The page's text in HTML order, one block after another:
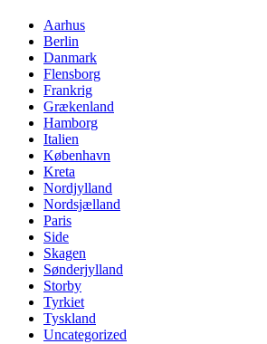
Aarhus
Berlin
Danmark
Flensborg
Frankrig
Grækenland
Hamborg
Italien
København
Kreta
Nordjylland
Nordsjælland
Paris
Side
Skagen
Sønderjylland
Storby
Tyrkiet
Tyskland
Uncategorized